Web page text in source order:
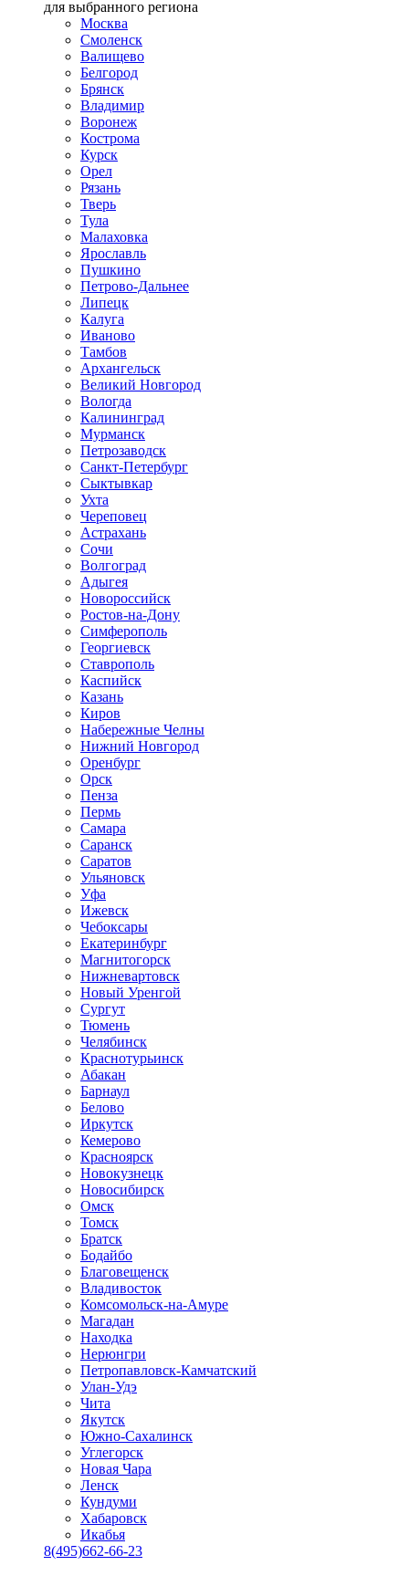
для выбранного региона
Москва
Смоленск
Валищево
Белгород
Брянск
Владимир
Воронеж
Кострома
Курск
Орел
Рязань
Тверь
Тула
Малаховка
Ярославль
Пушкино
Петрово-Дальнее
Липецк
Калуга
Иваново
Тамбов
Архангельск
Великий Новгород
Вологда
Калининград
Мурманск
Петрозаводск
Санкт-Петербург
Сыктывкар
Ухта
Череповец
Астрахань
Сочи
Волгоград
Адыгея
Новороссийск
Ростов-на-Дону
Симферополь
Георгиевск
Ставрополь
Каспийск
Казань
Киров
Набережные Челны
Нижний Новгород
Оренбург
Орск
Пенза
Пермь
Самара
Саранск
Саратов
Ульяновск
Уфа
Ижевск
Чебоксары
Екатеринбург
Магнитогорск
Нижневартовск
Новый Уренгой
Сургут
Тюмень
Челябинск
Краснотурьинск
Абакан
Барнаул
Белово
Иркутск
Кемерово
Красноярск
Новокузнецк
Новосибирск
Омск
Томск
Братск
Бодайбо
Благовещенск
Владивосток
Комсомольск-на-Амуре
Магадан
Находка
Нерюнгри
Петропавловск-Камчатский
Улан-Удэ
Чита
Якутск
Южно-Сахалинск
Углегорск
Новая Чара
Ленск
Кундуми
Хабаровск
Икабья
8(495)662-66-23